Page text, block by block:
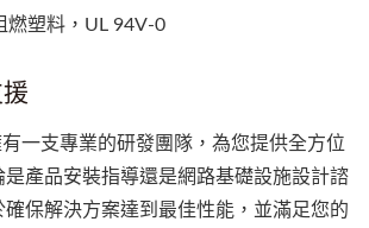
燃塑料，UL 94V-0
有一支專業的研發團隊，為您提供全方位
是產品安裝指導還是網路基礎設施設計諮
保解決方案達到最佳性能，並滿足您的